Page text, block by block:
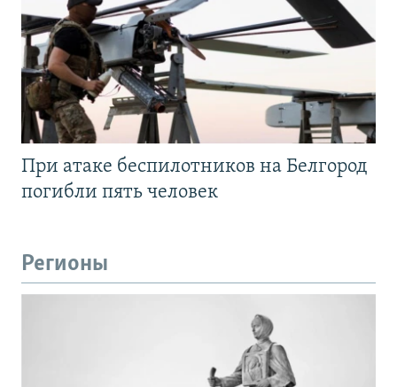
При атаке беспилотников на Белгород
погибли пять человек
Регионы